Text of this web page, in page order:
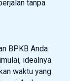
tanpa
BPKB Anda
idealnya
waktu yang